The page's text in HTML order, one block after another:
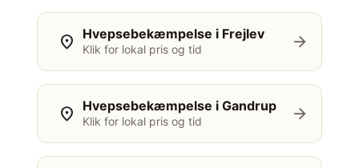
location_on Hvepsebekæmpelse i Frejlev
Klik for lokal pris og tid arrow_forward
location_on Hvepsebekæmpelse i Gandrup
Klik for lokal pris og tid arrow_forward